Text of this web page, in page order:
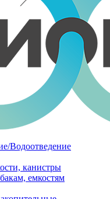
Водоотведение
канистры
емкостям